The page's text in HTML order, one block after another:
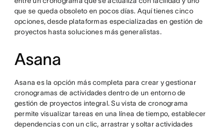
que se queda obsoleto en pocos días. Aquí tienes cinco
opciones, desde plataformas especializadas en gestión de
proyectos hasta soluciones más generalistas.
Asana
Asana es la opción más completa para crear y gestionar
cronogramas de actividades dentro de un entorno de
gestión de proyectos integral. Su vista de cronograma
permite visualizar tareas en una línea de tiempo, establecer
dependencias con un clic, arrastrar y soltar actividades